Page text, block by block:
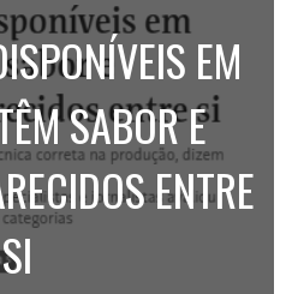
EM
SABOR E
ENTRE
SI